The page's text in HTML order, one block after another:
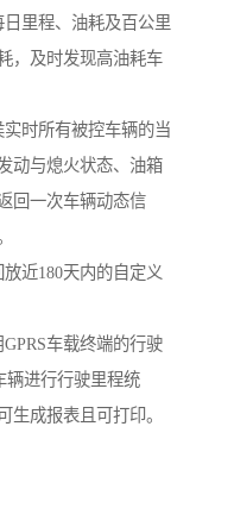
里程、油耗及百公里
，及时发现高油耗车
时所有被控车辆的当
动与熄火状态、油箱
回一次车辆动态信
近180天内的自定义
车载终端的行驶
辆进行行驶里程统
生成报表且可打印。